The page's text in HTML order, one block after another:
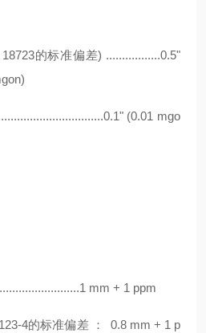
的标准偏差) .................0.5"
(0.01 mgo
mm + 1 ppm
标准偏差 ： 0.8 mm + 1 p